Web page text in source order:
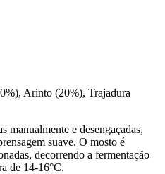
Arinto (20%), Trajadura
manualmente e desengaçadas,
suave. O mosto é
decorrendo a fermentação
de 14-16°C.